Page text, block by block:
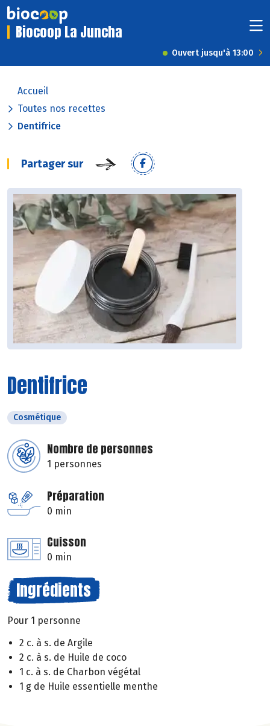
Biocoop La Juncha
Ouvert jusqu'à 13:00
Accueil
Toutes nos recettes
Dentifrice
Partager sur
Dentifrice
Cosmétique
Nombre de personnes
1 personnes
Préparation
0 min
Cuisson
0 min
Ingrédients
Pour 1 personne
2 c. à s. de Argile
2 c. à s. de Huile de coco
1 c. à s. de Charbon végétal
1 g de Huile essentielle menthe